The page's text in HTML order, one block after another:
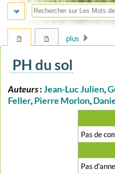
PH du sol
Aller
à
Aller
à
Auteurs:Jean-Luc Julien,
Feller,Pierre Morlon,
Pas de
Pas
plus